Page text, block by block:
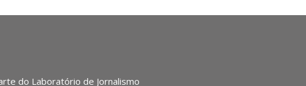
do Laboratório de Jornalismo